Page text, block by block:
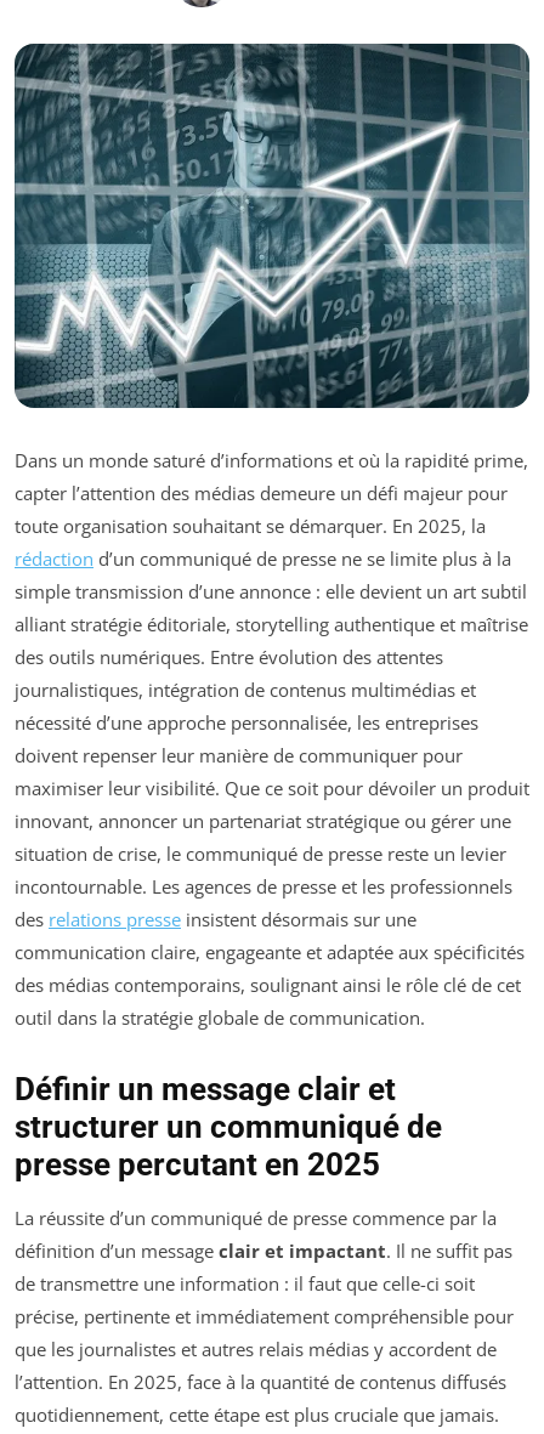
Dans un monde saturé d’informations et où la rapidité prime,
capter l’attention des médias demeure un défi majeur pour
toute organisation souhaitant se démarquer. En 2025, la
rédaction d’un communiqué de presse ne se limite plus à la
simple transmission d’une annonce : elle devient un art subtil
alliant stratégie éditoriale, storytelling authentique et maîtrise
des outils numériques. Entre évolution des attentes
journalistiques, intégration de contenus multimédias et
nécessité d’une approche personnalisée, les entreprises
doivent repenser leur manière de communiquer pour
maximiser leur visibilité. Que ce soit pour dévoiler un produit
innovant, annoncer un partenariat stratégique ou gérer une
situation de crise, le communiqué de presse reste un levier
incontournable. Les agences de presse et les professionnels
des relations presse insistent désormais sur une
communication claire, engageante et adaptée aux spécificités
des médias contemporains, soulignant ainsi le rôle clé de cet
outil dans la stratégie globale de communication.
Définir un message clair et
structurer un communiqué de
presse percutant en 2025
La réussite d’un communiqué de presse commence par la
définition d’un message clair et impactant. Il ne suffit pas
de transmettre une information : il faut que celle-ci soit
précise, pertinente et immédiatement compréhensible pour
que les journalistes et autres relais médias y accordent de
l’attention. En 2025, face à la quantité de contenus diffusés
quotidiennement, cette étape est plus cruciale que jamais.